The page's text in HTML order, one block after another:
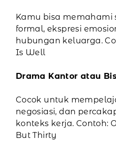
Kamu bisa
formal, ekspresi
hubungan keluarga.
Is Well
Drama Kantor atau
Cocok untuk
negosiasi, dan
konteks kerja. Contoh:
But Thirty